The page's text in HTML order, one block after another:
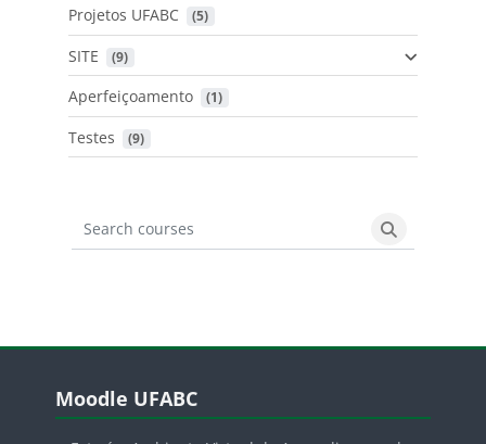
Projetos UFABC (5)
SITE (9)
Aperfeiçoamento (1)
Testes (9)
Search courses
Search
Blocos
Moodle UFABC